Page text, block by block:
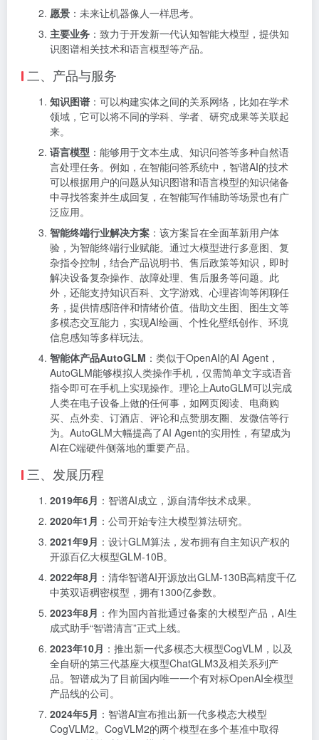
愿景 ：未来让机器像人一样思考。
主要业务 ：致力于开发新一代认知智能大模型，提供知
识图谱相关技术和语言模型等产品。
二、产品与服务
知识图谱 ：可以构建实体之间的关系网络，比如在学术
领域，它可以将不同的学科、学者、研究成果等关联起
来。
语言模型 ：能够用于文本生成、知识问答等多种自然语
言处理任务。例如，在智能问答系统中，智谱AI的技术
可以根据用户的问题从知识图谱和语言模型的知识储备
中寻找答案并生成回复，在智能写作辅助等场景也有广
泛应用。
智能终端行业解决方案 ：该方案旨在全面革新用户体
验，为智能终端行业赋能。通过大模型进行多意图、复
杂指令控制，结合产品说明书、售后政策等知识，即时
解决设备复杂操作、故障处理、售后服务等问题。此
外，还能支持知识百科、文字游戏、心理咨询等闲聊任
务，提供情感陪伴和情绪价值。借助文生图、图生文等
多模态交互能力，实现AI绘画、个性化壁纸创作、环境
信息感知等多样玩法。
智能体产品AutoGLM ：类似于OpenAI的AI Agent，
AutoGLM能够模拟人类操作手机，仅需简单文字或语音
指令即可在手机上实现操作。理论上AutoGLM可以完成
人类在电子设备上做的任何事，如网页阅读、电商购
买、点外卖、订酒店、评论和点赞朋友圈、发微信等行
为。AutoGLM大幅提高了AI Agent的实用性，有望成为
AI在C端硬件侧落地的重要产品。
三、发展历程
2019年6月 ：智谱AI成立，源自清华技术成果。
2020年1月 ：公司开始专注大模型算法研究。
2021年9月 ：设计GLM算法，发布拥有自主知识产权的
开源百亿大模型GLM-10B。
2022年8月 ：清华智谱AI开源放出GLM-130B高精度千亿
中英双语稠密模型，拥有1300亿参数。
2023年8月 ：作为国内首批通过备案的大模型产品，AI生
成式助手“智谱清言”正式上线。
2023年10月 ：推出新一代多模态大模型CogVLM，以及
全自研的第三代基座大模型ChatGLM3及相关系列产
品。智谱成为了目前国内唯一一个有对标OpenAI全模型
产品线的公司。
2024年5月 ：智谱AI宣布推出新一代多模态大模型
CogVLM2。CogVLM2的两个模型在多个基准中取得